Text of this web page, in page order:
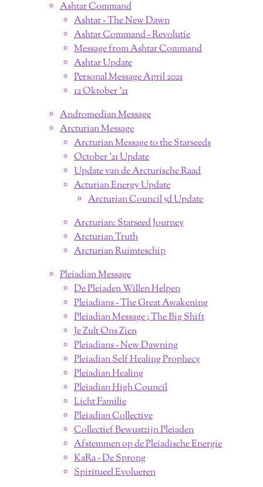
Ashtar Command
Ashtar - The New Dawn
Ashtar Command - Revolutie
Message from Ashtar Command
Ashtar Update
Personal Message April 2021
12 Oktober '21
Andromedian Message
Arcturian Message
Arcturian Message to the Starseeds
October '21 Update
Update van de Arcturische Raad
Acturian Energy Update
Arcturian Council 5d Update
Arcturian: Starseed Journey
Arcturian Truth
Arcturian Ruimteschip
Pleiadian Message
De Pleiaden Willen Helpen
Pleiadians - The Great Awakening
Pleiadian Message ; The Big Shift
Je Zult Ons Zien
Pleiadians - New Dawning
Pleiadian Self Healing Prophecy
Pleiadian Healing
Pleiadian High Council
Licht Familie
Pleiadian Collective
Collectief Bewustzijn Pleiaden
Afstemmen op de Pleiadische Energie
KaRa - De Sprong
Spiritueel Evolueren